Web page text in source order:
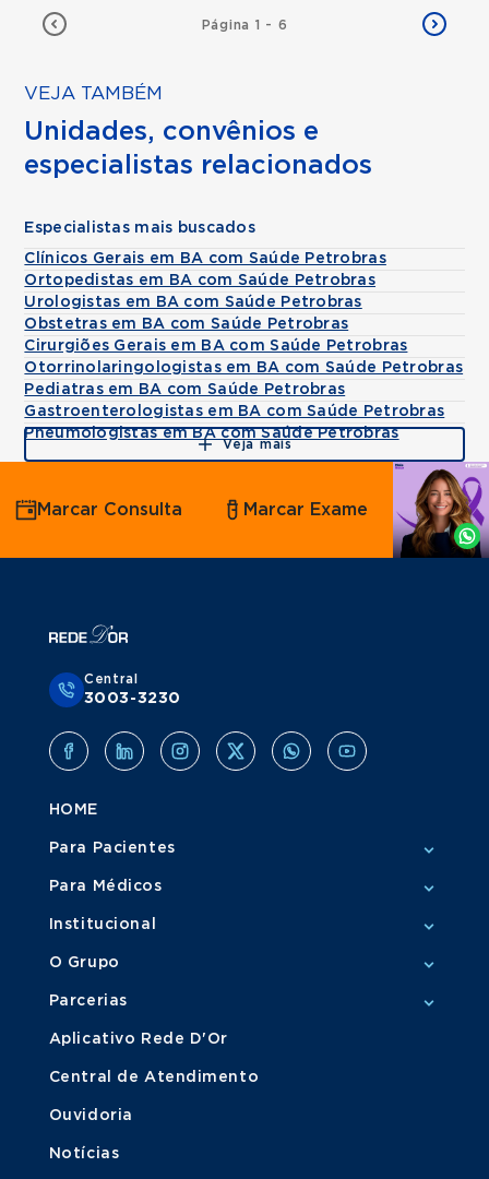
Página 1 - 6
VEJA TAMBÉM
Unidades, convênios e
especialistas relacionados
Especialistas mais buscados
Clínicos Gerais em BA com Saúde Petrobras
Ortopedistas em BA com Saúde Petrobras
Urologistas em BA com Saúde Petrobras
Obstetras em BA com Saúde Petrobras
Cirurgiões Gerais em BA com Saúde Petrobras
Otorrinolaringologistas em BA com Saúde Petrobras
Pediatras em BA com Saúde Petrobras
Gastroenterologistas em BA com Saúde Petrobras
Pneumologistas em BA com Saúde Petrobras
Veja mais
Agende
por
Whatsapp
Marcar Consulta Marcar Exame
Central
3003-3230
HOME
Para Pacientes
Para Médicos
Institucional
O Grupo
Parcerias
Aplicativo Rede D'Or
Central de Atendimento
Ouvidoria
Notícias